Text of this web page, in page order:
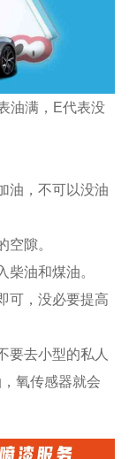
油满，E代表没
油，不可以没油
隙。
油和煤油。
可，没必要提高
要去小型的私人
氧传感器就会